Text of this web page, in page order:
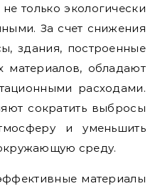
только экологически
За счет снижения
здания, построенные
материалов, обладают
расходами.
сократить выбросы
и уменьшить
среду.
материалы